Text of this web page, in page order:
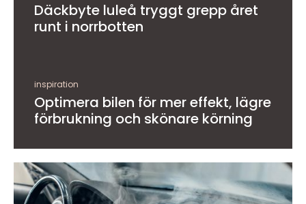
Däckbyte luleå tryggt grepp året
runt i norrbotten
inspiration
Optimera bilen för mer effekt, lägre
förbrukning och skönare körning